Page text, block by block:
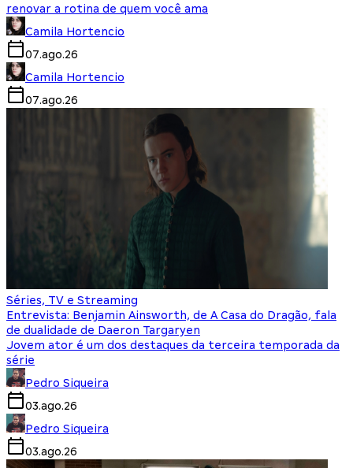
renovar a rotina de quem você ama
Camila Hortencio
07.ago.26
Camila Hortencio
07.ago.26
Séries, TV e Streaming
Entrevista: Benjamin Ainsworth, de A Casa do Dragão, fala
de dualidade de Daeron Targaryen
Jovem ator é um dos destaques da terceira temporada da
série
Pedro Siqueira
03.ago.26
Pedro Siqueira
03.ago.26